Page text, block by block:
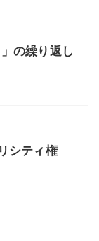
の繰り返し
シティ権